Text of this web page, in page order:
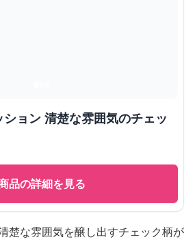
ョン 清楚な雰囲気のチェッ
品の詳細を見る
楚な雰囲気を醸し出すチェック柄が